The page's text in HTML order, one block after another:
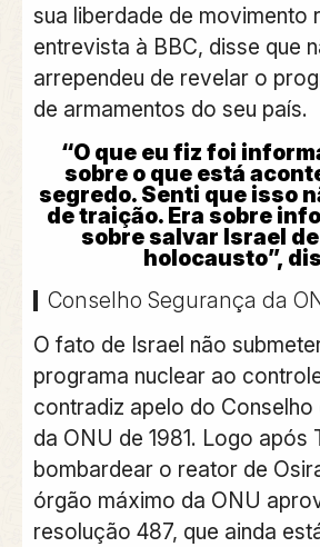
sua liberdade de movimento
entrevista à BBC, disse que
arrependeu de revelar o
de armamentos do seu país.
“O que eu fiz foi
sobre o que está
segredo. Senti que isso
de traição. Era sobre
sobre salvar Israel
holocausto”,
Conselho Segurança da
O fato de Israel não
programa nuclear ao
contradiz apelo do Conselho
da ONU de 1981. Logo após
bombardear o reator de
órgão máximo da ONU
resolução 487, que ainda